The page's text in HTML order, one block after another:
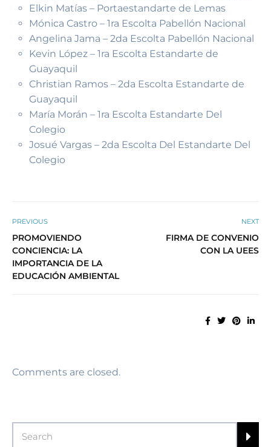
Elkin Matías – Portaestandarte de Lemas
Mónica Castro – 1ra Escolta Pabellón Nacional
Angelina Jama – 2da Escolta Pabellón Nacional
Kevin López – 1ra Escolta Estandarte de
Guayaquil
Christian Ramos – 2da Escolta Estandarte de
Guayaquil
María Morán – 1ra Escolta Estandarte Del
Colegio
Josué Vargas – 2da Escolta Del Estandarte Del
Colegio
PREVIOUS
PROMOVIENDO
CONCIENCIA: LA
IMPORTANCIA DE LA
EDUCACIÓN AMBIENTAL
NEXT
FIRMA DE CONVENIO
CON LA UEES
Comments are closed.